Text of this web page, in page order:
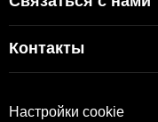
Контакты
Настройки cookie